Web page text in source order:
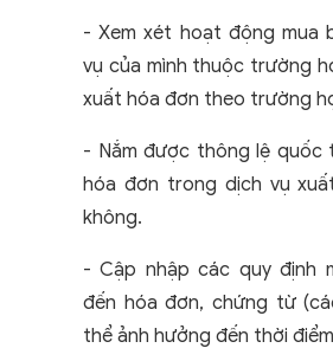
- Xem xét hoạt động mua
vụ của mình thuộc trường
xuất hóa đơn theo trường
- Nắm được thông lệ quốc
hóa đơn trong dịch vụ
không.
- Cập nhập các quy định
đến hóa đơn, chứng từ
thể ảnh hưởng đến thời